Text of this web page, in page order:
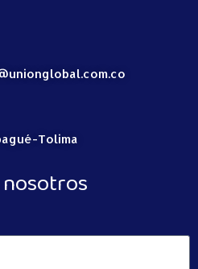
Tolima